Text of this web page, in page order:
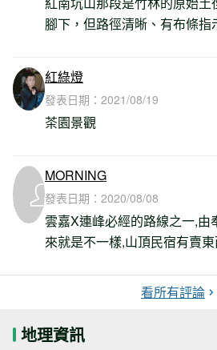
腳下，但路徑清晰、有布條指
紅綠燈
發表日期： 2021/08/19
茶園景觀
MORNING
發表日期： 2020/08/08
雲嘉X連峰必經的路線之一,由
來就是不一樣,山頂民宿有賣
看所有評論
地理資訊